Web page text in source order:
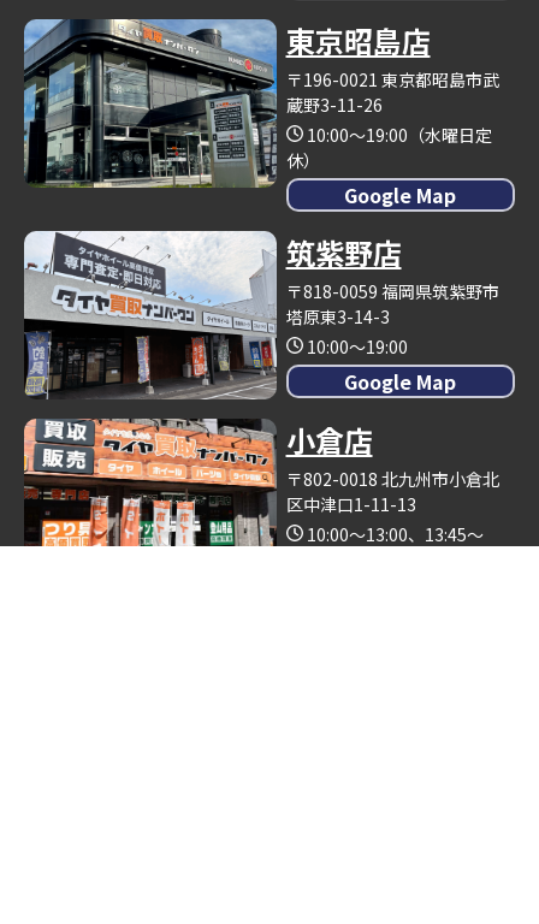
東京昭島店
〒196-0021 東京都昭島市武
蔵野3-11-26
10:00～19:00（水曜日定
休）
Google Map
筑紫野店
〒818-0059 福岡県筑紫野市
塔原東3-14-3
10:00～19:00
Google Map
小倉店
〒802-0018 北九州市小倉北
区中津口1-11-13
10:00～13:00、13:45～